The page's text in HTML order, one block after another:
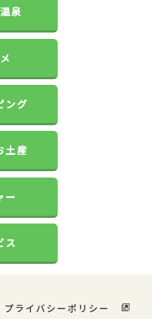
泉
ング
土産
ー
ス
プライバシーポリシー